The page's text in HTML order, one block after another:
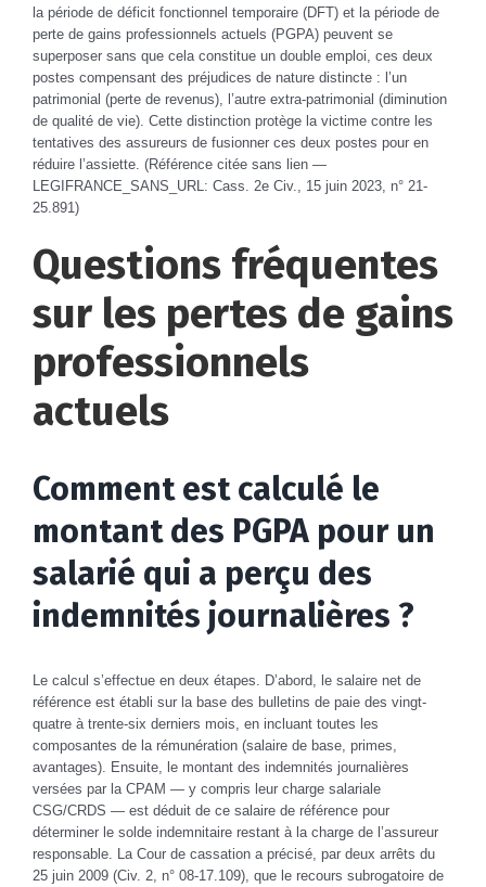
la période de déficit fonctionnel temporaire (DFT) et la période de
perte de gains professionnels actuels (PGPA) peuvent se
superposer sans que cela constitue un double emploi, ces deux
postes compensant des préjudices de nature distincte : l’un
patrimonial (perte de revenus), l’autre extra-patrimonial (diminution
de qualité de vie). Cette distinction protège la victime contre les
tentatives des assureurs de fusionner ces deux postes pour en
réduire l’assiette. (Référence citée sans lien —
LEGIFRANCE_SANS_URL: Cass. 2e Civ., 15 juin 2023, n° 21-
25.891)
Questions fréquentes
sur les pertes de gains
professionnels
actuels
Comment est calculé le
montant des PGPA pour un
salarié qui a perçu des
indemnités journalières ?
Le calcul s’effectue en deux étapes. D’abord, le salaire net de
référence est établi sur la base des bulletins de paie des vingt-
quatre à trente-six derniers mois, en incluant toutes les
composantes de la rémunération (salaire de base, primes,
avantages). Ensuite, le montant des indemnités journalières
versées par la CPAM — y compris leur charge salariale
CSG/CRDS — est déduit de ce salaire de référence pour
déterminer le solde indemnitaire restant à la charge de l’assureur
responsable. La Cour de cassation a précisé, par deux arrêts du
25 juin 2009 (Civ. 2, n° 08-17.109), que le recours subrogatoire de